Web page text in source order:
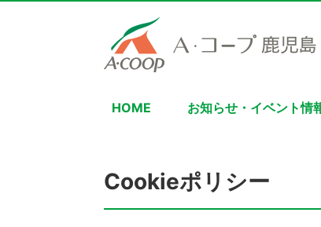
HOME お知らせ・イベント情
Cookieポリシー